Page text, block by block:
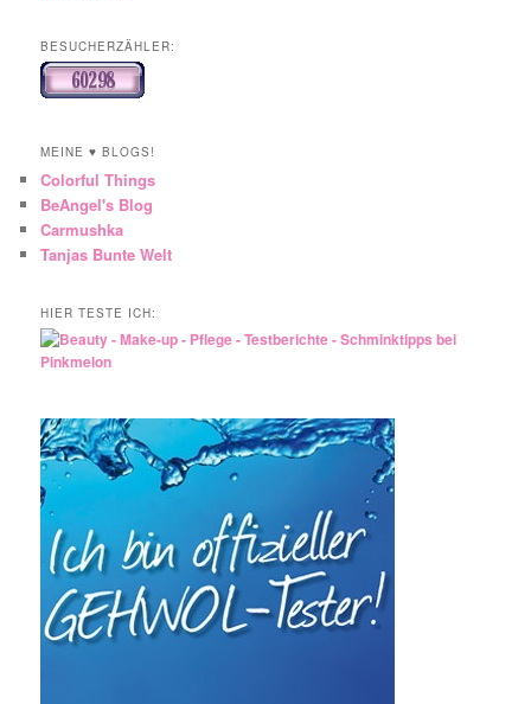
BESUCHERZÄHLER:
MEINE ♥ BLOGS!
Colorful Things
BeAngel's Blog
Carmushka
Tanjas Bunte Welt
HIER TESTE ICH: